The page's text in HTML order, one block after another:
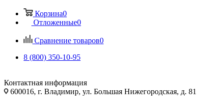
Корзина0
Отложенные0
Сравнение товаров0
8 (800) 350-10-95
Контактная информация
600016, г. Владимир, ул. Большая Нижегородская, д. 81